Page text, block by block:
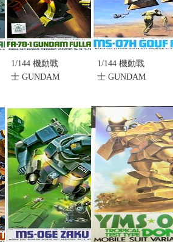
1/144 機動戰
士 GUNDAM
78-1
GUNDAM
FULLARMOR
TYPE (不挑
盒況)(售完缺
貨...
售價:0
1/144 機動戰
士 GUNDAM
NO.009 MS-
07H GOUF
FLYING(不
挑盒況)(售完
缺貨...
售價:0